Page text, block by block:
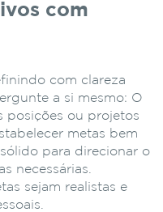
com
com clareza
a si mesmo: O
posições ou projetos
metas bem
para direcionar o
necessárias.
sejam realistas e